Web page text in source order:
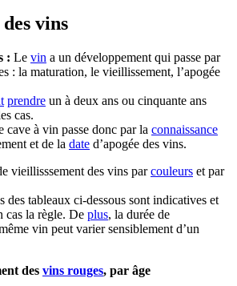
vins
: Le vin a un développement qui passe par
: la maturation, le vieillissement, l’apogée
prendre un à deux ans ou cinquante ans
cas.
cave à vin passe donc par la connaissance
et de la date d’apogée des vins.
vieillisssement des vins parcouleurs et par
des tableaux ci-dessous sont indicatives et
cas la règle. De plus, la durée de
vin peut varier sensiblement d’un
des vins rouges, par âge